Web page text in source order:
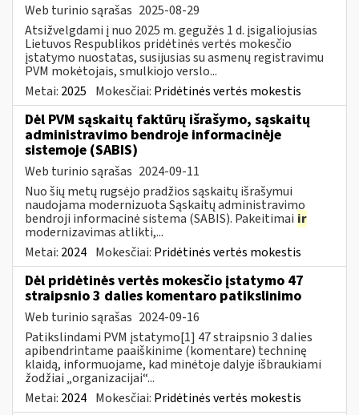
Web turinio sąrašas 2025-08-29
Atsižvelgdami į nuo 2025 m. gegužės 1 d. įsigaliojusias
Lietuvos Respublikos pridėtinės vertės mokesčio
įstatymo nuostatas, susijusias su asmenų registravimu
PVM mokėtojais, smulkiojo verslo...
Metai: 2025 Mokesčiai: Pridėtinės vertės mokestis
Dėl PVM sąskaitų faktūrų išrašymo, sąskaitų
administravimo bendroje informacinėje
sistemoje (SABIS)
Web turinio sąrašas 2024-09-11
Nuo šių metų rugsėjo pradžios sąskaitų išrašymui
naudojama modernizuota Sąskaitų administravimo
bendroji informacinė sistema (SABIS). Pakeitimai ir
modernizavimas atlikti,...
Metai: 2024 Mokesčiai: Pridėtinės vertės mokestis
Dėl pridėtinės vertės mokesčio įstatymo 47
straipsnio 3 dalies komentaro patikslinimo
Web turinio sąrašas 2024-09-16
Patikslindami PVM įstatymo[1] 47 straipsnio 3 dalies
apibendrintame paaiškinime (komentare) techninę
klaidą, informuojame, kad minėtoje dalyje išbraukiami
žodžiai „organizacijai“...
Metai: 2024 Mokesčiai: Pridėtinės vertės mokestis